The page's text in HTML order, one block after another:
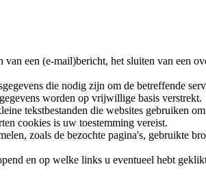
een (e-mail)bericht, het sluiten van een
die nodig zijn om de betreffende
worden op vrijwillige basis verstrekt.
tekstbestanden die websites gebruiken
cookies is uw toestemming vereist.
zoals de bezochte pagina's, gebruikte
en op welke links u eventueel hebt